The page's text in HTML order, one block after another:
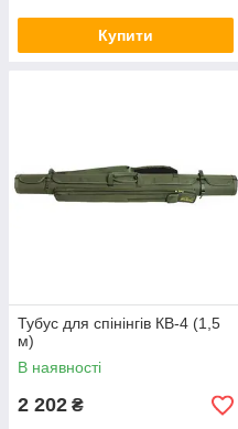
Купити
Тубус для спінінгів КВ-4 (1,5
м)
В наявності
2 202 ₴